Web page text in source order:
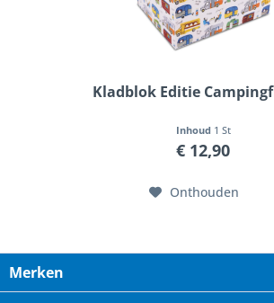
Kladblok Editie
Inhoud 1 St
€ 12,90
Onthouden
Merken